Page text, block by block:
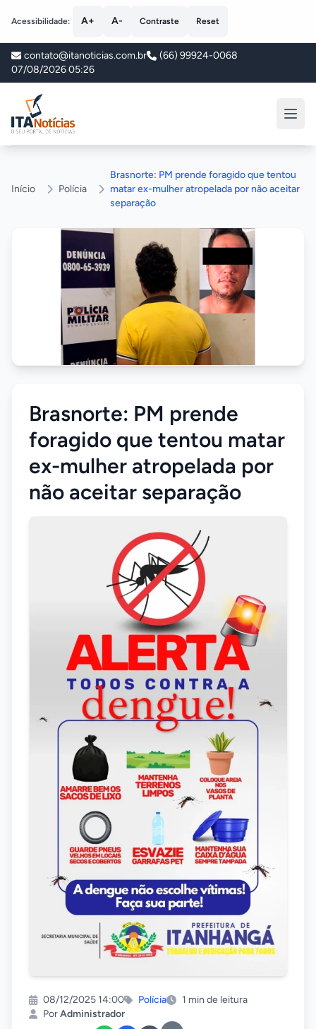
Acessibilidade: A+ A- Contraste Reset
contato@itanoticias.com.br
(66) 99924-0068
07/08/2026 05:26
ITA Notícias
Início Polícia
Brasnorte: PM prende foragido que tentou
matar ex-mulher atropelada por não aceitar
separação
Brasnorte: PM prende
foragido que tentou matar
ex-mulher atropelada por
não aceitar separação
08/12/2025 14:00 Polícia
1 min de leitura
PorAdministrador